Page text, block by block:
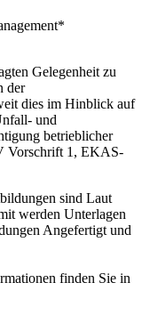
Gelegenheit zu
der
dies im Hinblick auf
und
betrieblicher
Vorschrift 1, EKAS-
sind Laut
werden Unterlagen
Angefertigt und
Sie in